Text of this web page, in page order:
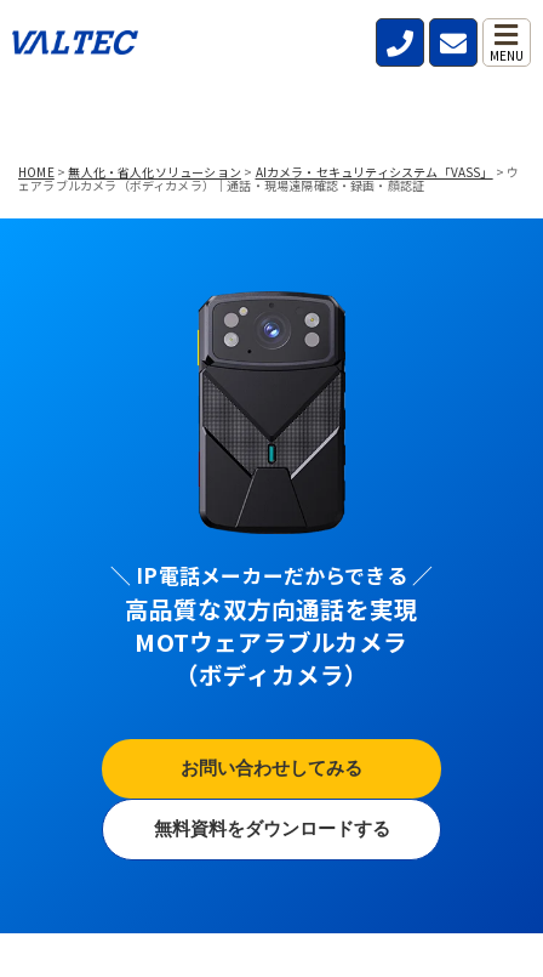
MENU
HOME>無人化・省人化ソリューション > AIカメラ・セキュリティシステム「VASS」 > ウ
ェアラブルカメラ（ボディカメラ）｜通話・現場遠隔確認・録画・顔認証
＼ IP電話メーカーだからできる ／
高品質な双方向通話を実現
MOTウェアラブルカメラ
（ボディカメラ）
お問い合わせしてみる
無料資料をダウンロードする